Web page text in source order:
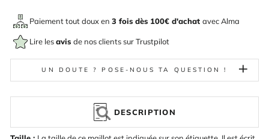
Paiement tout doux en 3 fois dès 100€ d'achat avecAlma
Lire lesavis de nos clients sur Trustpilot
UN DOUTE ? POSE-NOUS TA QUESTION !
DESCRIPTION